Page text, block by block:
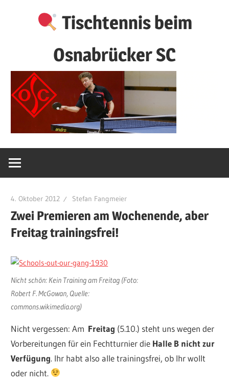
Tischtennis beim
Osnabrücker SC
4. Oktober 2012 Stefan Fangmeier
Zwei Premieren am Wochenende, aber
Freitag trainingsfrei!
Nicht schön: Kein Training am Freitag (Foto:
Robert F. McGowan, Quelle:
commons.wikimedia.org)
Nicht vergessen: Am Freitag (5.10.) steht uns wegen der
Vorbereitungen für ein Fechtturnier die Halle B nicht zur
Verfügung. Ihr habt also alle trainingsfrei, ob Ihr wollt
oder nicht.